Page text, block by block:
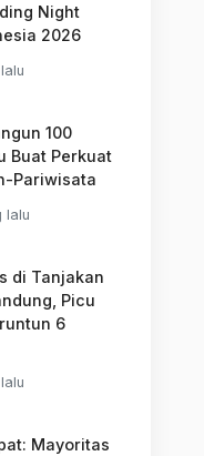
Night
2026
100
Buat Perkuat
Pariwisata
lalu
di Tanjakan
Picu
6
Mayoritas